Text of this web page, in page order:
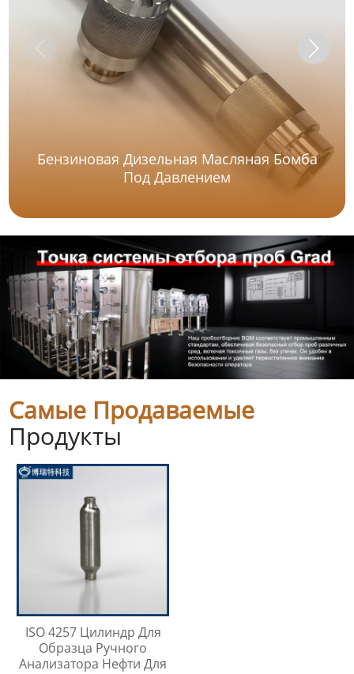
Бензиновая Дизельная Масляная Бомба
Под Давлением
Самые Продаваемые
Продукты
ISO 4257 Цилиндр Для
Образца Ручного
Анализатора Нефти Для